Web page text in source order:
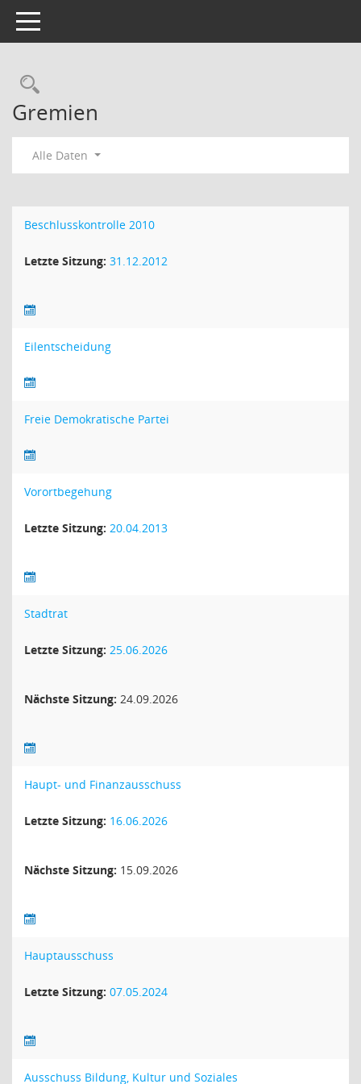
Toggle navigation
Rechercheauswahl
Gremien
Alle Daten
Beschlusskontrolle 2010
Letzte Sitzung: 31.12.2012
Eilentscheidung
Freie Demokratische Partei
Vorortbegehung
Letzte Sitzung: 20.04.2013
Stadtrat
Letzte Sitzung: 25.06.2026
Nächste Sitzung: 24.09.2026
Haupt- und Finanzausschuss
Letzte Sitzung: 16.06.2026
Nächste Sitzung: 15.09.2026
Hauptausschuss
Letzte Sitzung: 07.05.2024
Ausschuss Bildung, Kultur und Soziales